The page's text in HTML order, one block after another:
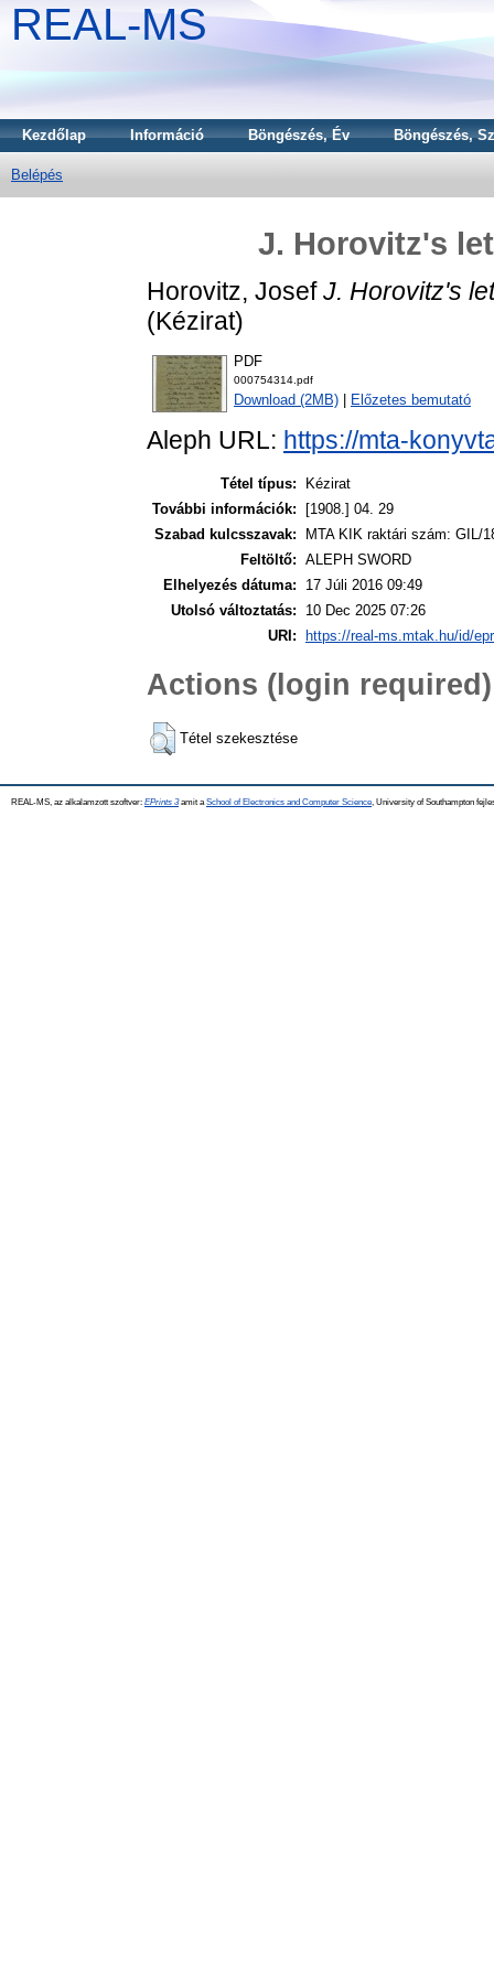
REAL-MS
Kezdőlap Információ Böngészés, Év Böngészés,
Belépés
J. Horovitz's
Horovitz, Josef J. Horovitz's
(Kézirat)
PDF
000754314.pdf
Download (2MB) Előzetes bemutató
Aleph URL: https://mta-
Tétel típus:
Kézirat
További információk:
[1908.] 04. 29
Szabad kulcsszavak:
MTA KIK raktári szám: GIL/
Feltöltő: ALEPH SWORD
Elhelyezés dátuma:
17 Júli 2016 09:49
Utolsó változtatás:
10 Dec 2025 07:26
URI:
https://real-ms.mtak.hu/id/
Actions (login required)
Tétel szekesztése
REAL-MS, az alkalamzott szoftver: EPrints 3amit a School of Electronics and Computer Science , University of Southampton